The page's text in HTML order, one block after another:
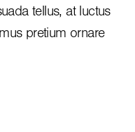
tellus, at luctus
pretium ornare